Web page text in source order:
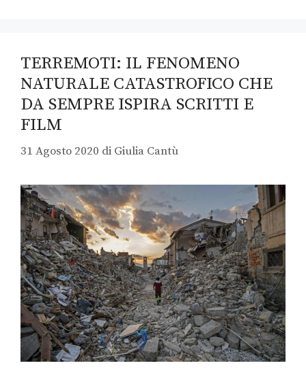
TERREMOTI: IL FENOMENO
NATURALE CATASTROFICO CHE
DA SEMPRE ISPIRA SCRITTI E
FILM
31 Agosto 2020 di Giulia Cantù